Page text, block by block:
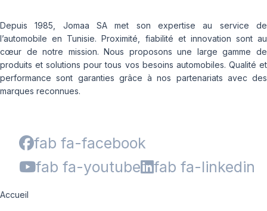
Depuis 1985, Jomaa SA met son expertise au service de
l’automobile en Tunisie. Proximité, fiabilité et innovation sont au
cœur de notre mission. Nous proposons une large gamme de
produits et solutions pour tous vos besoins automobiles. Qualité et
performance sont garanties grâce à nos partenariats avec des
marques reconnues.
fab fa-facebook
fab fa-youtube
fab fa-linkedin
Accueil